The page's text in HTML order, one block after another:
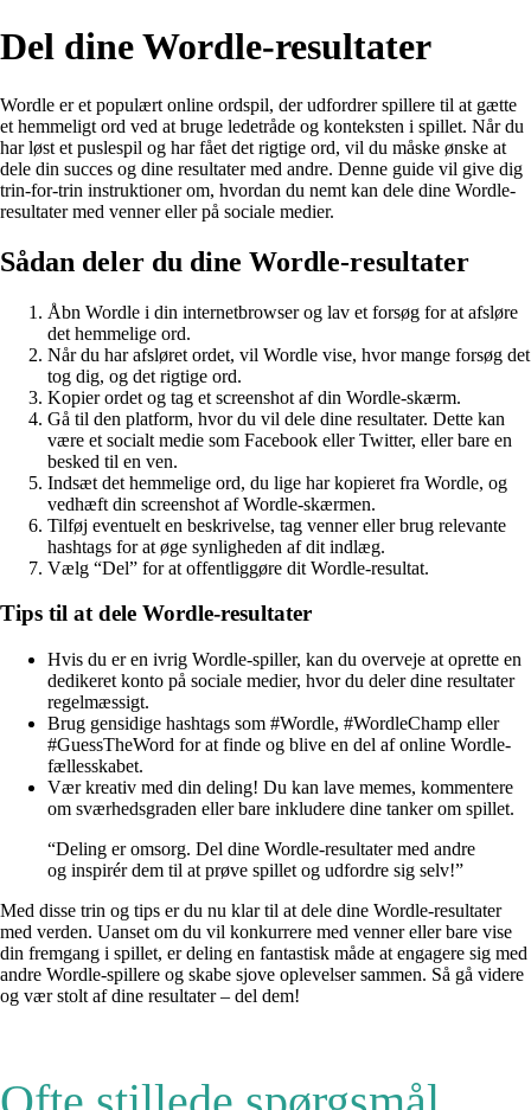
Del dine Wordle-resultater
Wordle er et populært online ordspil, der udfordrer spillere til at gætte
et hemmeligt ord ved at bruge ledetråde og konteksten i spillet. Når du
har løst et puslespil og har fået det rigtige ord, vil du måske ønske at
dele din succes og dine resultater med andre. Denne guide vil give dig
trin-for-trin instruktioner om, hvordan du nemt kan dele dine Wordle-
resultater med venner eller på sociale medier.
Sådan deler du dine Wordle-resultater
Åbn Wordle i din internetbrowser og lav et forsøg for at afsløre
det hemmelige ord.
Når du har afsløret ordet, vil Wordle vise, hvor mange forsøg det
tog dig, og det rigtige ord.
Kopier ordet og tag et screenshot af din Wordle-skærm.
Gå til den platform, hvor du vil dele dine resultater. Dette kan
være et socialt medie som Facebook eller Twitter, eller bare en
besked til en ven.
Indsæt det hemmelige ord, du lige har kopieret fra Wordle, og
vedhæft din screenshot af Wordle-skærmen.
Tilføj eventuelt en beskrivelse, tag venner eller brug relevante
hashtags for at øge synligheden af dit indlæg.
Vælg “Del” for at offentliggøre dit Wordle-resultat.
Tips til at dele Wordle-resultater
Hvis du er en ivrig Wordle-spiller, kan du overveje at oprette en
dedikeret konto på sociale medier, hvor du deler dine resultater
regelmæssigt.
Brug gensidige hashtags som #Wordle, #WordleChamp eller
#GuessTheWord for at finde og blive en del af online Wordle-
fællesskabet.
Vær kreativ med din deling! Du kan lave memes, kommentere
om sværhedsgraden eller bare inkludere dine tanker om spillet.
“Deling er omsorg. Del dine Wordle-resultater med andre
og inspirér dem til at prøve spillet og udfordre sig selv!”
Med disse trin og tips er du nu klar til at dele dine Wordle-resultater
med verden. Uanset om du vil konkurrere med venner eller bare vise
din fremgang i spillet, er deling en fantastisk måde at engagere sig med
andre Wordle-spillere og skabe sjove oplevelser sammen. Så gå videre
og vær stolt af dine resultater – del dem!